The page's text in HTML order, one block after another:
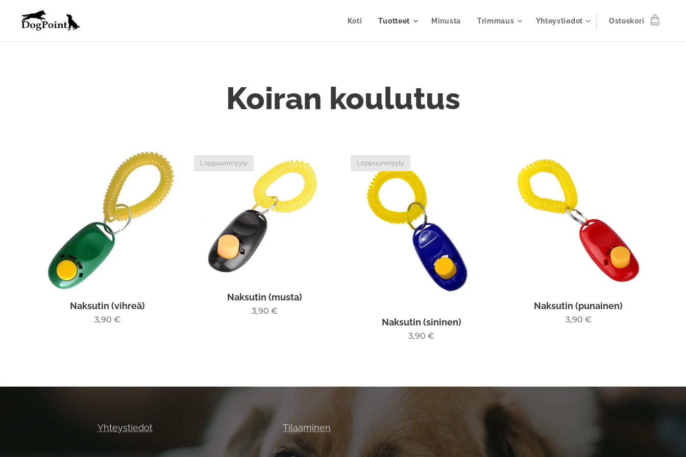
Koti Tuotteet Minusta Trimmaus Yhteystiedot Ostoskori
Koiran koulutus
Naksutin (vihreä)
3,90 €
Naksutin (musta)
Loppuunmyyty
3,90 €
Naksutin (sininen)
Loppuunmyyty
3,90 €
Naksutin (punainen)
3,90 €
Yhteystiedot Tilaaminen